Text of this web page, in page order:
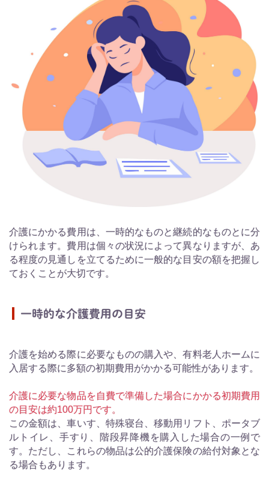
介護にかかる費用は、一時的なものと継続的なものとに分
けられます。費用は個々の状況によって異なりますが、あ
る程度の見通しを立てるために一般的な目安の額を把握し
ておくことが大切です。
一時的な介護費用の目安
介護を始める際に必要なものの購入や、有料老人ホームに
入居する際に多額の初期費用がかかる可能性があります。
介護に必要な物品を自費で準備した場合にかかる初期費用
の目安は約100万円です。
この金額は、車いす、特殊寝台、移動用リフト、ポータブ
ルトイレ、手すり、階段昇降機を購入した場合の一例で
す。ただし、これらの物品は公的介護保険の給付対象とな
る場合もあります。